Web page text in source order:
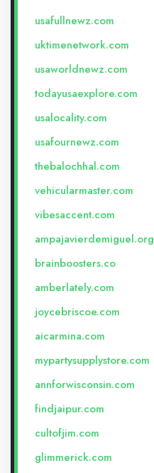
usafullnewz.com
uktimenetwork.com
usaworldnewz.com
todayusaexplore.com
usalocality.com
usafournewz.com
thebalochhal.com
vehicularmaster.com
vibesaccent.com
ampajavierdemiguel.org
brainboosters.co
amberlately.com
joycebriscoe.com
aicarmina.com
mypartysupplystore.com
annforwisconsin.com
findjaipur.com
cultofjim.com
glimmerick.com